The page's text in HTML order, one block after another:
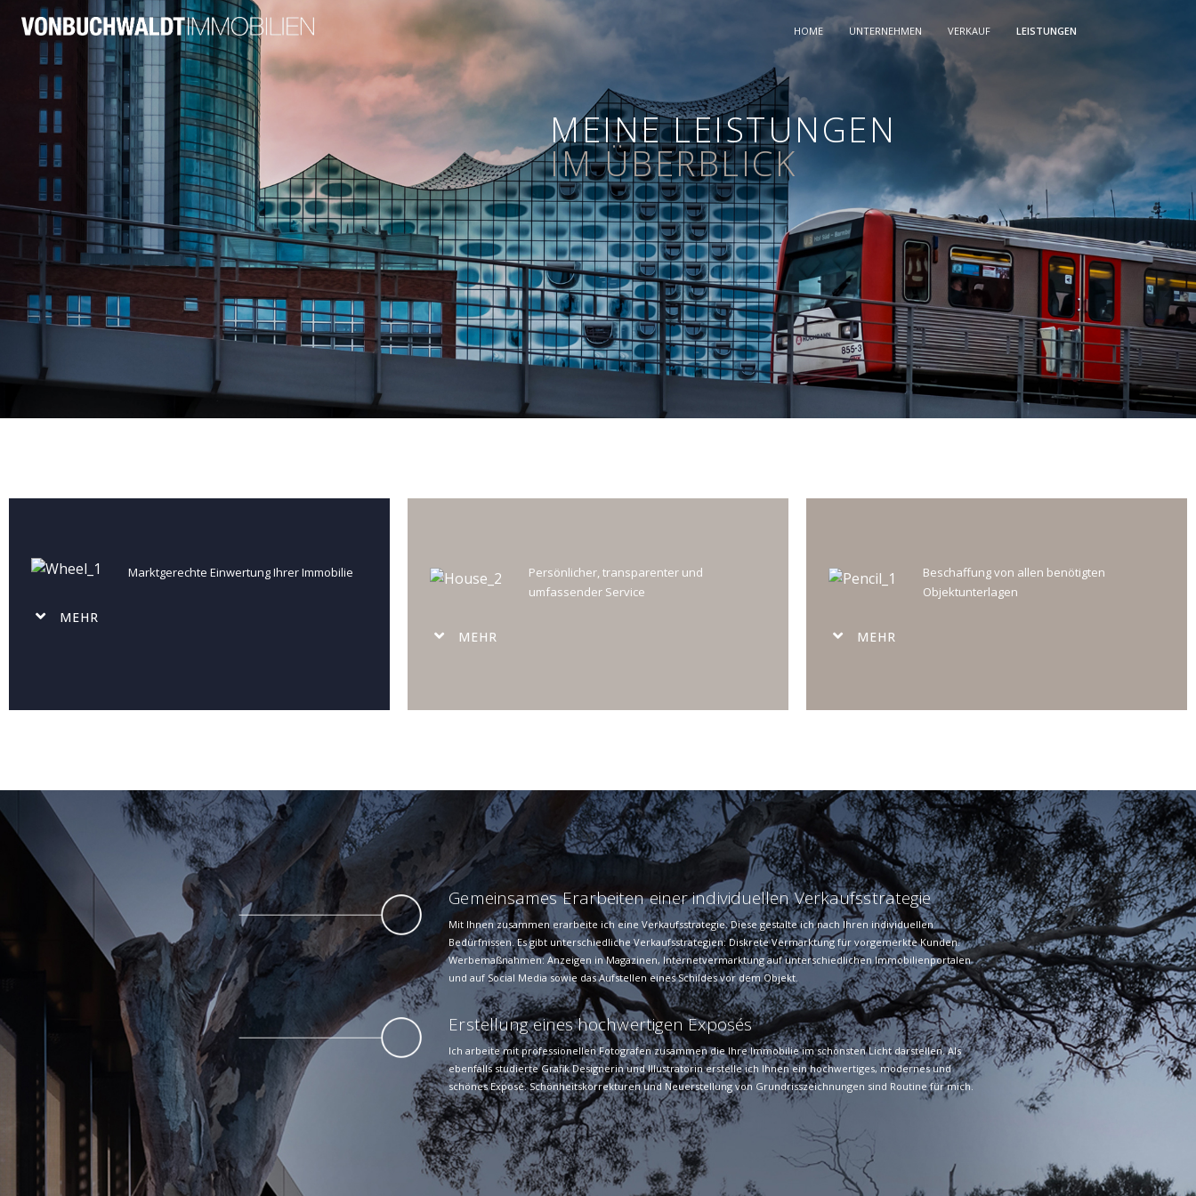
von Buchwaldt Immobilien
HOME UNTERNEHMEN VERKAUF LEISTUNGEN
MEINE LEISTUNGEN
IM ÜBERBLICK
Marktgerechte Einwertung Ihrer Immobilie
MEHR
Persönlicher, transparenter und
umfassender Service
MEHR
Beschaffung von allen benötigten
Objektunterlagen
MEHR
Gemeinsames Erarbeiten einer individuellen Verkaufsstrategie
Mit Ihnen zusammen erarbeite ich eine Verkaufsstrategie. Diese gestalte ich nach Ihren individuellen
Bedürfnissen. Es gibt unterschiedliche Verkaufsstrategien: Diskrete Vermarktung für vorgemerkte Kunden.
Werbemaßnahmen: Anzeigen in Magazinen, Internetvermarktung auf unterschiedlichen Immobilienportalen
und auf Social Media sowie das Aufstellen eines Schildes vor dem Objekt.
Erstellung eines hochwertigen Exposés
Ich arbeite mit professionellen Fotografen zusammen die Ihre Immobilie im schönsten Licht darstellen. Als
ebenfalls studierte Grafik Designerin und Illustratorin erstelle ich Ihnen ein hochwertiges, modernes und
schönes Exposé. Schönheitskorrekturen und Neuerstellung von Grundrisszeichnungen sind Routine für mich.